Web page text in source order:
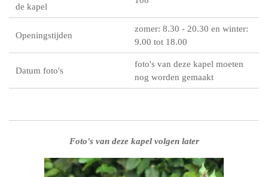
de kapel
Openingstijden
zomer: 8.30 - 20.30 en winter:
9.00 tot 18.00
Datum foto's
foto's van deze kapel moeten
nog worden gemaakt
Foto's van deze kapel volgen later